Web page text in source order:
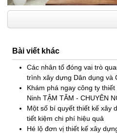
Bài viết khác
Các nhân tố đóng vai trò
trình xây dựng Dân dụng và
Khám phá ngay công ty
Ninh TẬM TÂM - CHUYÊN
Một số bí quyết thiết kế xây
tiết kiệm chi phí hiệu quả
Hé lộ đơn vị thiết kế xây